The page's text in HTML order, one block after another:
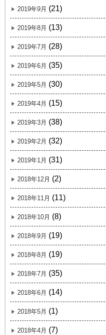
2019年9月 (21)
2019年8月 (13)
2019年7月 (28)
2019年6月 (35)
2019年5月 (30)
2019年4月 (15)
2019年3月 (38)
2019年2月 (32)
2019年1月 (31)
2018年12月 (2)
2018年11月 (11)
2018年10月 (8)
2018年9月 (19)
2018年8月 (19)
2018年7月 (35)
2018年6月 (14)
2018年5月 (1)
2018年4月 (7)